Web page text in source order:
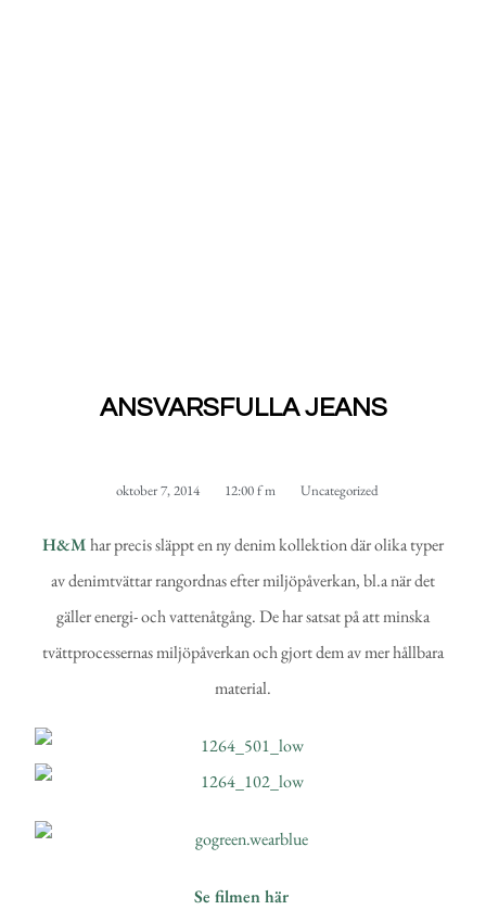
ANSVARSFULLA JEANS
oktober 7, 2014 12:00 f m Uncategorized
H&Mhar precis släppt en ny denim kollektion där olika typer
av denimtvättar rangordnas efter miljöpåverkan, bl.a när det
gäller energi- och vattenåtgång. De har satsat på att minska
tvättprocessernas miljöpåverkan och gjort dem av mer hållbara
material.
Se filmen här